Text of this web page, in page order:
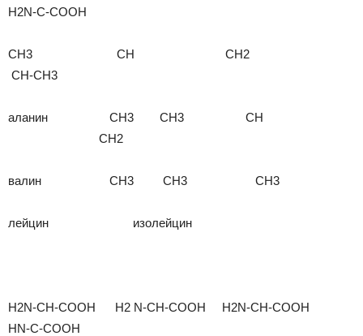
H2N-C-COOH
CH3 CH CH2
CH-CH3
аланин CH3 CH3 CH
CH2
валин CH3 CH3 CH3
лейцин изолейцин
H2N-CH-COOH H2 N-CH-COOH H2N-CH-COOH
HN-C-COOH